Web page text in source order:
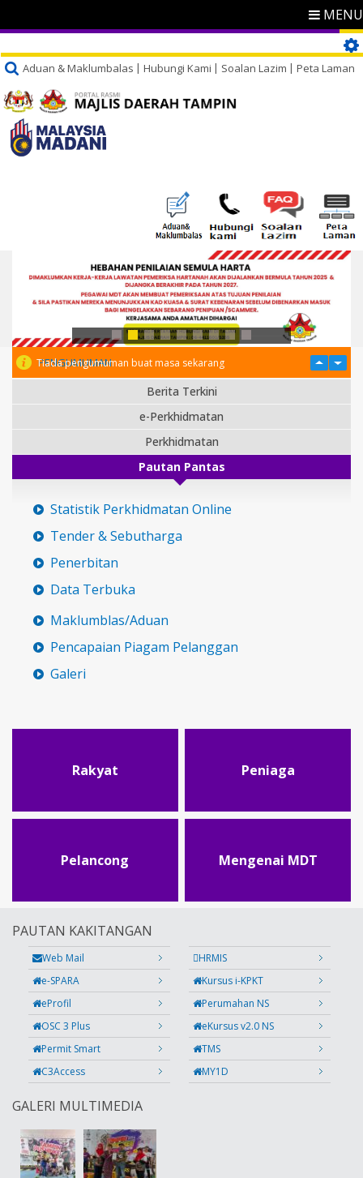
MENU
Aduan & Maklumbalas Hubungi Kami Soalan Lazim Peta Laman
PENGUMUMAN
Tiada pengumuman buat masa sekarang
Berita Terkini
e-Perkhidmatan
Perkhidmatan
Pautan Pantas
Statistik Perkhidmatan Online
Tender & Sebutharga
Penerbitan
Data Terbuka
Maklumblas/Aduan
Pencapaian Piagam Pelanggan
Galeri
Rakyat Peniaga
Pelancong Mengenai MDT
PAUTAN KAKITANGAN
Web Mail
HRMIS
e-SPARA
Kursus i-KPKT
eProfil
Perumahan NS
OSC 3 Plus
eKursus v2.0 NS
Permit Smart
TMS
C3Access
MY1D
GALERI MULTIMEDIA